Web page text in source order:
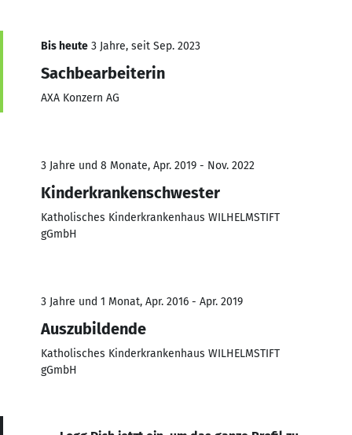
Bis heute 3 Jahre, seit Sep. 2023
Sachbearbeiterin
AXA Konzern AG
3 Jahre und 8 Monate, Apr. 2019 - Nov. 2022
Kinderkrankenschwester
Katholisches Kinderkrankenhaus WILHELMSTIFT
gGmbH
3 Jahre und 1 Monat, Apr. 2016 - Apr. 2019
Auszubildende
Katholisches Kinderkrankenhaus WILHELMSTIFT
gGmbH